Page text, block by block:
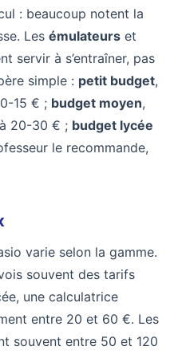
: beaucoup notent la
Les émulateurs et
servir à s’entraîner, pas
simple : petit budget,
15 € ; budget moyen,
20-30 € ; budget lycée
le recommande,
varie selon la gamme.
souvent des tarifs
une calculatrice
entre 20 et 60 €. Les
souvent entre 50 et 120